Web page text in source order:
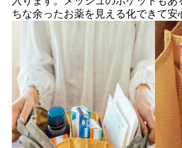
ちな余ったお薬を見える化できて安